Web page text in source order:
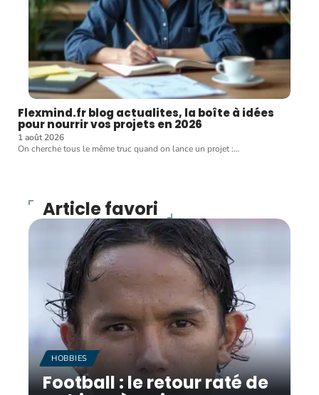
Flexmind.fr blog actualites, la boîte à idées
pour nourrir vos projets en 2026
1 août 2026
On cherche tous le même truc quand on lance un projet :…
Article favori
HOBBIES
Football : le retour raté de